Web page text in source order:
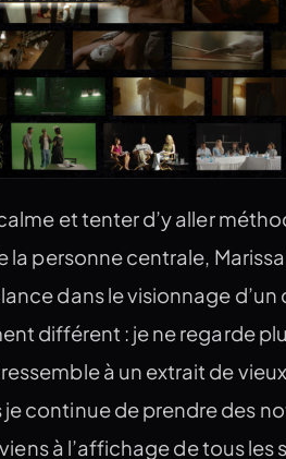
et tenter d’y aller
la personne centrale,
dans le visionnage
différent : je ne regarde
à un extrait de
continue de prendre des
à l’affichage de tous les